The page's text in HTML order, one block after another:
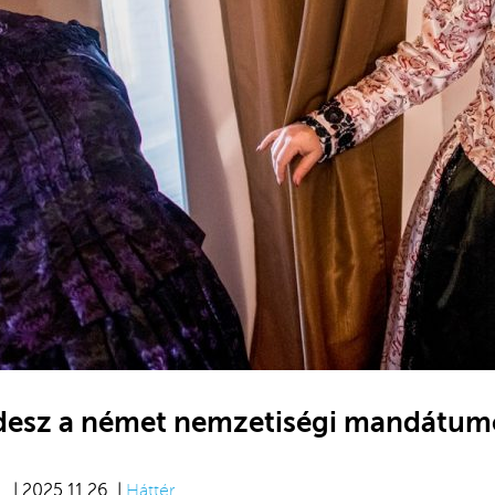
a német nemzetiségi
| 2025.11.26. | Háttér